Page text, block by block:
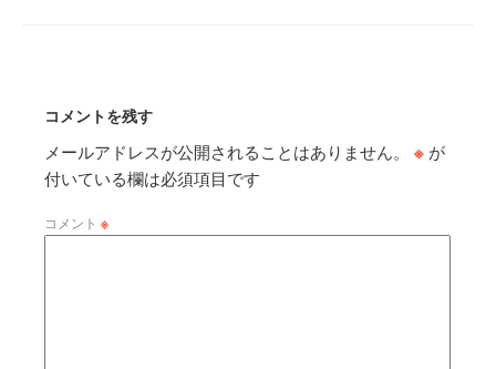
コメントを残す
メールアドレスが公開されることはありません。 ※ が
付いている欄は必須項目です
コメント ※